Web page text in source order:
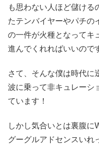
も思わない人ほど儲ける
たテンバイヤーやパチの
の一件が火種となってキ
進んでくれればいいので
さて、そんな僕は時代
波に乗って非キュレーシ
ています！
しかし気合いとは裏腹に
グーグルアドセンスいれ